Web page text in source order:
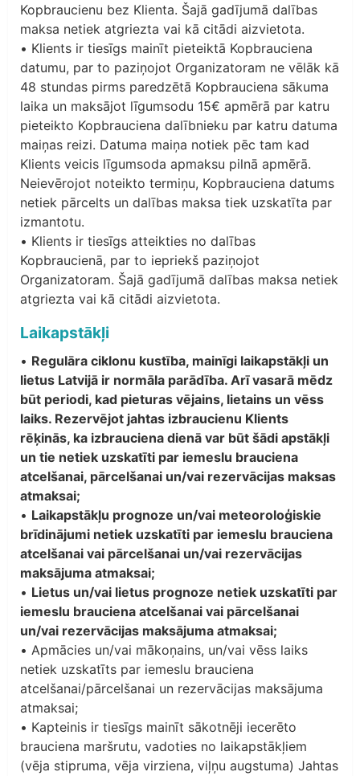
Kopbraucienu bez Klienta. Šajā gadījumā dalības
maksa netiek atgriezta vai kā citādi aizvietota.
• Klients ir tiesīgs mainīt pieteiktā Kopbrauciena
datumu, par to paziņojot Organizatoram ne vēlāk kā
48 stundas pirms paredzētā Kopbrauciena sākuma
laika un maksājot līgumsodu 15€ apmērā par katru
pieteikto Kopbrauciena dalībnieku par katru datuma
maiņas reizi. Datuma maiņa notiek pēc tam kad
Klients veicis līgumsoda apmaksu pilnā apmērā.
Neievērojot noteikto termiņu, Kopbrauciena datums
netiek pārcelts un dalības maksa tiek uzskatīta par
izmantotu.
• Klients ir tiesīgs atteikties no dalības
Kopbraucienā, par to iepriekš paziņojot
Organizatoram. Šajā gadījumā dalības maksa netiek
atgriezta vai kā citādi aizvietota.
Laikapstākļi
• Regulāra ciklonu kustība, mainīgi laikapstākļi un
lietus Latvijā ir normāla parādība. Arī vasarā mēdz
būt periodi, kad pieturas vējains, lietains un vēss
laiks. Rezervējot jahtas izbraucienu Klients
rēķinās, ka izbrauciena dienā var būt šādi apstākļi
un tie netiek uzskatīti par iemeslu brauciena
atcelšanai, pārcelšanai un/vai rezervācijas maksas
atmaksai;
• Laikapstākļu prognoze un/vai meteoroloģiskie
brīdinājumi netiek uzskatīti par iemeslu brauciena
atcelšanai vai pārcelšanai un/vai rezervācijas
maksājuma atmaksai;
• Lietus un/vai lietus prognoze netiek uzskatīti par
iemeslu brauciena atcelšanai vai pārcelšanai
un/vai rezervācijas maksājuma atmaksai;
• Apmācies un/vai mākoņains, un/vai vēss laiks
netiek uzskatīts par iemeslu brauciena
atcelšanai/pārcelšanai un rezervācijas maksājuma
atmaksai;
• Kapteinis ir tiesīgs mainīt sākotnēji iecerēto
brauciena maršrutu, vadoties no laikapstākļiem
(vēja stipruma, vēja virziena, viļņu augstuma) Jahtas